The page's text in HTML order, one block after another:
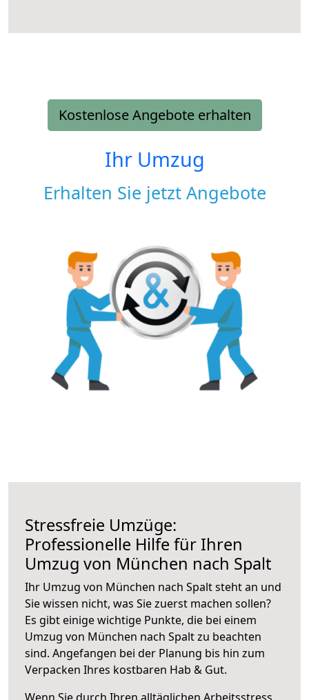
Kostenlose Angebote erhalten
Ihr Umzug
Erhalten Sie jetzt Angebote
Stressfreie Umzüge:
Professionelle Hilfe für Ihren
Umzug von München nach Spalt
Ihr Umzug von München nach Spalt steht an und
Sie wissen nicht, was Sie zuerst machen sollen?
Es gibt einige wichtige Punkte, die bei einem
Umzug von München nach Spalt zu beachten
sind. Angefangen bei der Planung bis hin zum
Verpacken Ihres kostbaren Hab & Gut.